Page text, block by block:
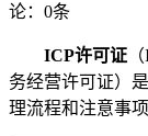
论：0条
ICP许可证
务经营许可证）
理流程和注意事项